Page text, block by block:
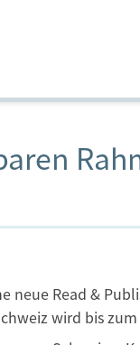
Read &
wird bis